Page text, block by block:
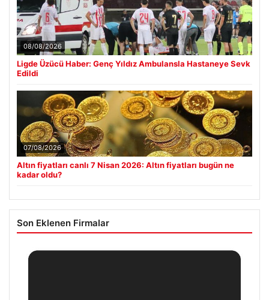
08/08/2026
Ligde Üzücü Haber: Genç Yıldız Ambulansla Hastaneye Sevk
Edildi
07/08/2026
Altın fiyatları canlı 7 Nisan 2026: Altın fiyatları bugün ne
kadar oldu?
Son Eklenen Firmalar